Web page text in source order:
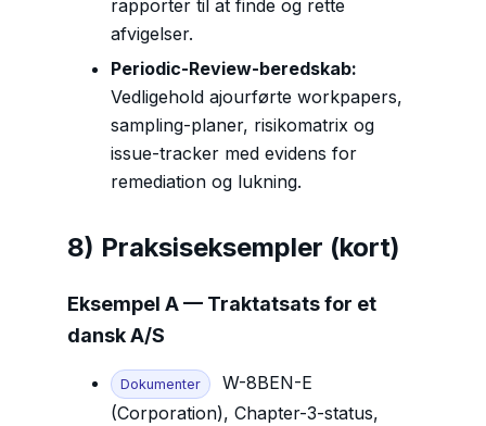
rapporter til at finde og rette
afvigelser.
Periodic-Review-beredskab:
Vedligehold ajourførte workpapers,
sampling-planer, risikomatrix og
issue-tracker med evidens for
remediation og lukning.
8) Praksiseksempler (kort)
Eksempel A — Traktatsats for et
dansk A/S
Dokumenter
W-8BEN-E
(Corporation), Chapter-3-status,